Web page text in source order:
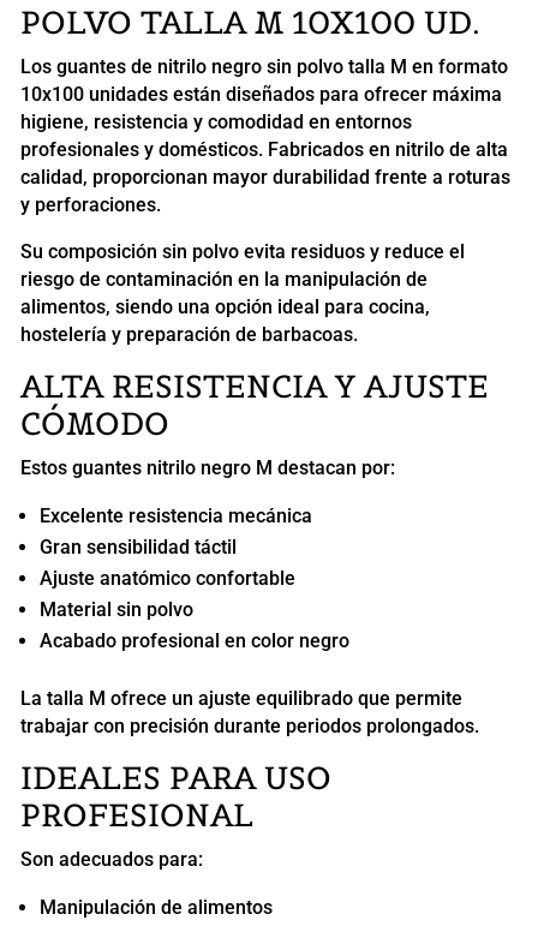
POLVO TALLA M 10X100 UD.
Los guantes de nitrilo negro sin polvo talla M en formato
10x100 unidades están diseñados para ofrecer máxima
higiene, resistencia y comodidad en entornos
profesionales y domésticos. Fabricados en nitrilo de alta
calidad, proporcionan mayor durabilidad frente a roturas
y perforaciones.
Su composición sin polvo evita residuos y reduce el
riesgo de contaminación en la manipulación de
alimentos, siendo una opción ideal para cocina,
hostelería y preparación de barbacoas.
ALTA RESISTENCIA Y AJUSTE
CÓMODO
Estos guantes nitrilo negro M destacan por:
Excelente resistencia mecánica
Gran sensibilidad táctil
Ajuste anatómico confortable
Material sin polvo
Acabado profesional en color negro
La talla M ofrece un ajuste equilibrado que permite
trabajar con precisión durante periodos prolongados.
IDEALES PARA USO
PROFESIONAL
Son adecuados para:
Manipulación de alimentos